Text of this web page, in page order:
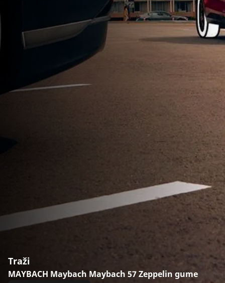
Traži
MAYBACH Maybach Maybach 57 Zeppelin gume